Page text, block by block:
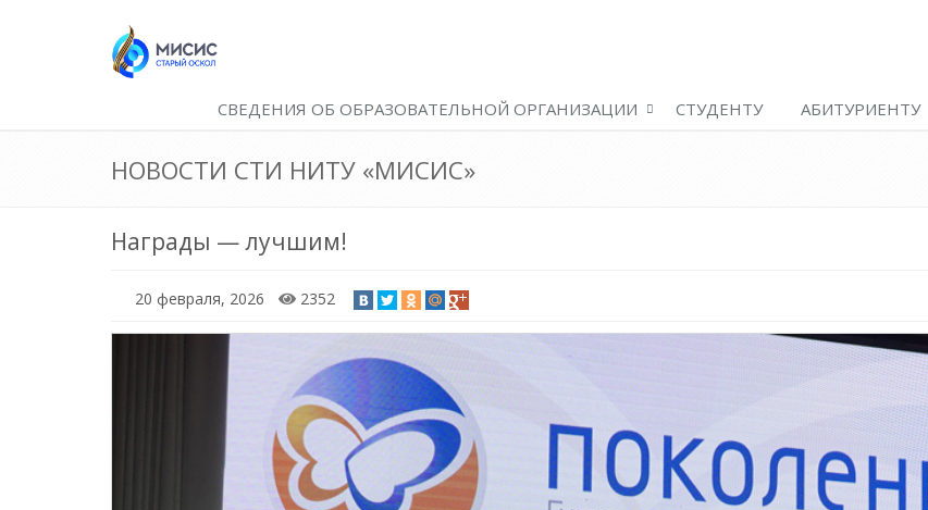
СВЕДЕНИЯ ОБ ОБРАЗОВАТЕЛЬНОЙ ОРГАНИЗАЦИИ СТУДЕНТУ АБИТУРИЕНТУ
НОВОСТИ СТИ НИТУ «МИСИС»
Награды — лучшим!
20 февраля, 2026 2352